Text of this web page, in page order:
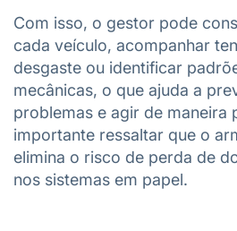
Com isso, o gestor pode
cada veículo, acompanhar
desgaste ou identificar
mecânicas, o que ajuda a
problemas e agir de maneira
importante ressaltar que o
elimina o risco de perda de
nos sistemas em papel.